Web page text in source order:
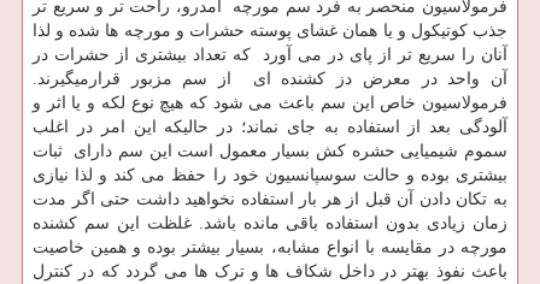
فرمولاسیون منحصر به فرد سم مورچه آمدرو، راحت تر و سریع تر
جذب کوتیکول و یا همان غشای پوسته حشرات و مورچه ها شده و لذا
آنان را سریع تر از پای در می آورد که تعداد بیشتری از حشرات در
آن واحد در معرض دز کشنده ای از سم مزبور قرارمیگیرند.
فرمولاسیون خاص این سم باعث می شود که هیچ نوع لکه و یا اثر و
آلودگی بعد از استفاده به جای نماند؛ در حالیکه این امر در اغلب
سموم شیمیایی حشره کش بسیار معمول است این سم دارای ثبات
بیشتری بوده و حالت سوسپانسیون خود را حفظ می کند و لذا نیازی
به تکان دادن آن قبل از هر بار استفاده نخواهید داشت حتی اگر مدت
زمان زیادی بدون استفاده باقی مانده باشد. غلظت این سم کشنده
مورچه در مقایسه با انواع مشابه، بسیار بیشتر بوده و همین خاصیت
باعث نفوذ بهتر در داخل شکاف ها و ترک ها می گردد که در کنترل